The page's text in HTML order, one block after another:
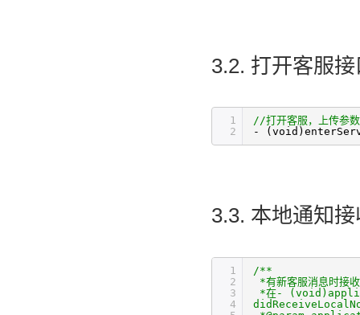
3.2. 打开客服
1
2
//打开客服，上传参
-
3.3. 本地通知
1
2
3
4
/**
*有新客服消息时接
*在-